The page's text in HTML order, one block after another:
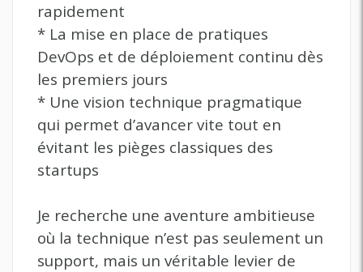
rapidement
* La mise en place de pratiques
DevOps et de déploiement continu dès
les premiers jours
* Une vision technique pragmatique
qui permet d’avancer vite tout en
évitant les pièges classiques des
startups
Je recherche une aventure ambitieuse
où la technique n’est pas seulement un
support, mais un véritable levier de